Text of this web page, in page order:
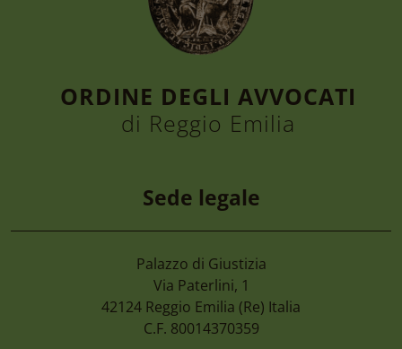
4 Agosto 2026
Cimone 2027 59° Campionato
Magistrati
ORDINE DEGLI AVVOCATI
di Reggio Emilia
Sede legale
Palazzo di Giustizia
Via Paterlini, 1
42124 Reggio Emilia (Re) Italia
C.F. 80014370359